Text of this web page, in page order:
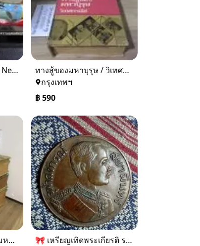
มาเนกิเนะโกะ Maneki Neko "เซตแมวกวักเซรามิก" ราคา 169 บาท
ทางสู้ของมหาบุรุษ / วิเทศกรณีย์(2513)
กรุงเทพฯ
฿590
[แรร์บุ้คส์] 3มหาคัมภีร์มหาบุรุษ ของ วิเทศกรณีย์(2513)
🎀 เหรียญเทิดพระเกียรติ ร.5 เหรียญช้างสามเศียร ร.ศ. 127 และ ชุดดุษฎีมาลา มหามงคล คละรุ่น ขายยกชุด ราคา 5,000 บาท